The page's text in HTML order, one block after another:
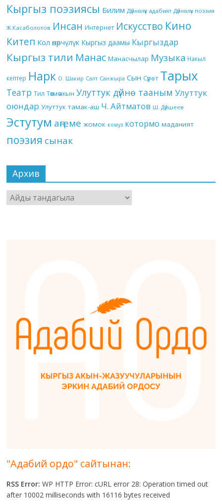
Кыргыз поэзиясы Билим Дүйнөлүк адабият Дүйнөлүк поэзия
Ж.Касаболотов Инсан Интернет Искусство Кино
Китеп Кол өнөрчүлүк Кыргыз даамы Кыргыздар
Кыргыз тили Манас Манасчылар Музыка Накыл
кептер Нарк О. Шакир Салт Санжыра Сын Сүрөт Тарых
Театр Тил Төкмө акын Улуттук дүйнө тааным Улуттук
оюндар Улуттук тамак-аш Ч. Айтматов Ш. Дүйшеев
Эстутум аңгеме жомок комуз котормо маданият
поэзия сынак
Архив
Архив
"Адабий ордо" сайтынан:
RSS Error: WP HTTP Error: cURL error 28: Operation timed out
after 10002 milliseconds with 16116 bytes received